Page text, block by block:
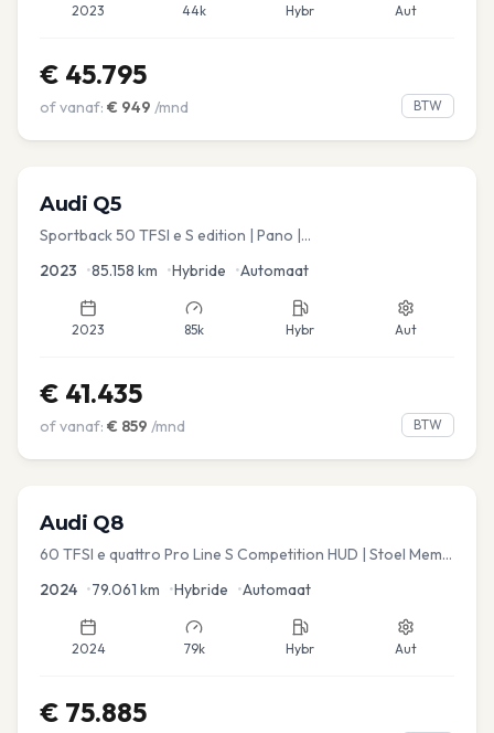
2023 44k Hybr Aut
€ 45.795
of vanaf: € 949 /mnd BTW
Audi Q5
Sportback 50 TFSI e S edition | Pano |
2023 •85.158 km •Hybride •Automaat
2023 85k Hybr Aut
€ 41.435
of vanaf: € 859 /mnd BTW
Audi Q8
60 TFSI e quattro Pro Line S Competition HUD | Stoel Mem. |
2024 •79.061 km •Hybride •Automaat
2024 79k Hybr Aut
€ 75.885